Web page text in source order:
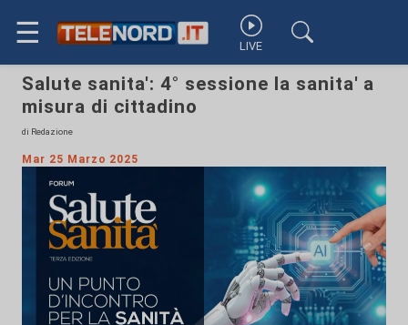
☰ LIVE
Salute sanita': 4° sessione la sanita' a
misura di cittadino
di Redazione
Mar 25 Marzo 2025